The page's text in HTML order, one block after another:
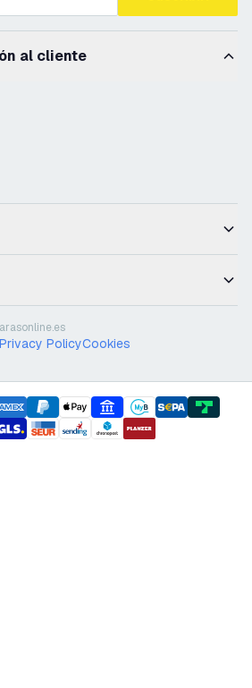
al cliente
Privacy PolicyCookies